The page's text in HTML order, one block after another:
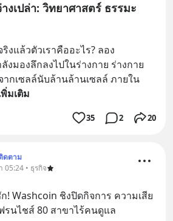
งเปล่า: วิทยาศาสตร์ ธรรมะ
งแล้วตัวเราคืออะไร? ลอง
งมองลึกลงไปในร่างกาย ร่างกาย
ากเซลล์นับล้านล้านเซลล์ ภายใน
พิ่มเติม
35 2 20
ดตาม
05:24 • ธุรกิจ
! Washcoin ชิงปิดกิจการ ความเสีย
นไชส์ 80 สาขาไร้คนดูแล